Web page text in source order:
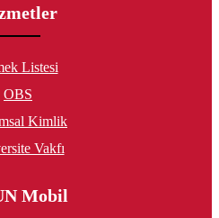
Listesi
OBS
Kimlik
Vakfı
Mobil